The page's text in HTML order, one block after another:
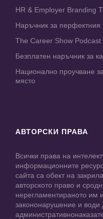
HR & Employer Branding
Наръчник за
The Career Show Podcast
Безплатен наръчник за
Национално проучване
място
АВТОРСКИ ПРАВА
Всички права на
информационните
сайта са обект на
авторското право и
нерегламентираното им
закононарушение и води